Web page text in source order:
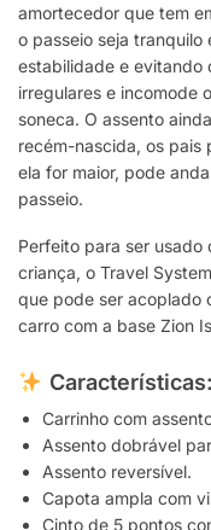
amortecedor que tem
o passeio seja
estabilidade e evitando
irregulares e incomode
soneca. O assento
recém-nascida, os pais
ela for maior, pode
passeio.
Perfeito para ser usado
criança, o Travel
que pode ser acoplado
carro com a base Zion
Características:
Carrinho com
Assento dobrável
Assento reversível.
Capota ampla com
Cinto de 5 pontos